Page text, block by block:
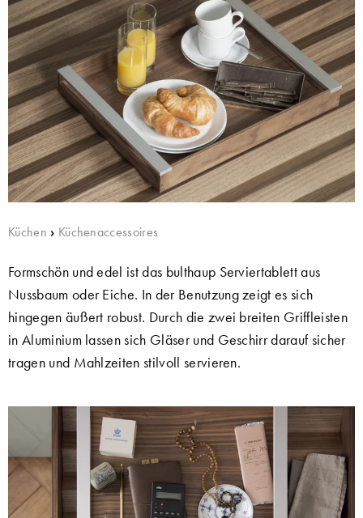
Küchen › Küchenaccessoires
Formschön und edel ist das bulthaup Serviertablett aus
Nussbaum oder Eiche. In der Benutzung zeigt es sich
hingegen äußert robust. Durch die zwei breiten Griffleisten
in Aluminium lassen sich Gläser und Geschirr darauf sicher
tragen und Mahlzeiten stilvoll servieren.